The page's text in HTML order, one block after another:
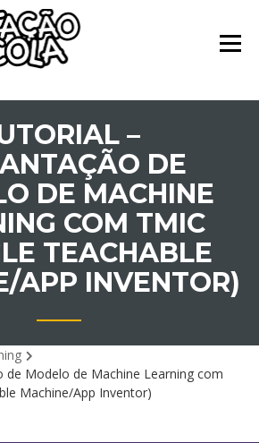
PARA TODOS
–
DE
DE MACHINE
COM TMIC
TEACHABLE
APP INVENTOR)
de Modelo de Machine Learning com
Machine/App Inventor)